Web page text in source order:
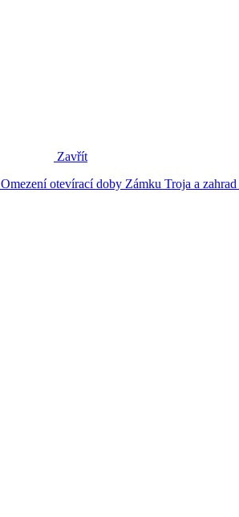
Zavřít
Omezení otevírací doby Zámku Troja a zahrad